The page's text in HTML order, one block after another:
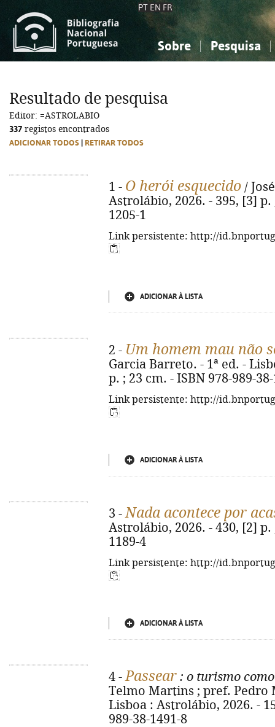
PT EN FR
Sobre Pesquisa
Ciências sociais...
Ciências sociais...
Resultado de pesquisa
Editor: =ASTROLABIO
337 registos encontrados
ADICIONAR TODOS RETIRAR TODOS
1 - O herói esquecido /
Astrolábio, 2026. - 395, [3] p.
1205-1
Link persistente: http://
ADICIONAR À LISTA
2 - Um homem mau não
Garcia Barreto. - 1ª ed. -
p. ; 23 cm. - ISBN 978-989-
Link persistente: http://
ADICIONAR À LISTA
3 -Nada acontece por
Astrolábio, 2026. - 430, [2] p.
1189-4
Link persistente: http://
ADICIONAR À LISTA
4 -Passear : o turismo
Telmo Martins ; pref. Pedro
Lisboa : Astrolábio, 2026. -
989-38-1491-8